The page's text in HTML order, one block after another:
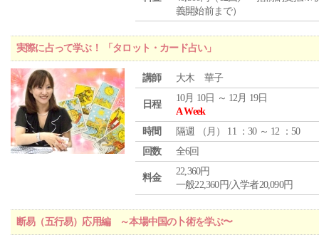
義開始前まで）
実際に占って学ぶ！ 「タロット・カード占い」
講師 大木 華子
日程
10月 10日 ～ 12月 19日
A Week
時間
隔週 （ 月 ） 11 ：30 ～ 12 ：50
回数
全6回
料金
22,360円
一般22,360円/入学者20,090円
断易（五行易）応用編 ～本場中国の卜術を学ぶ〜